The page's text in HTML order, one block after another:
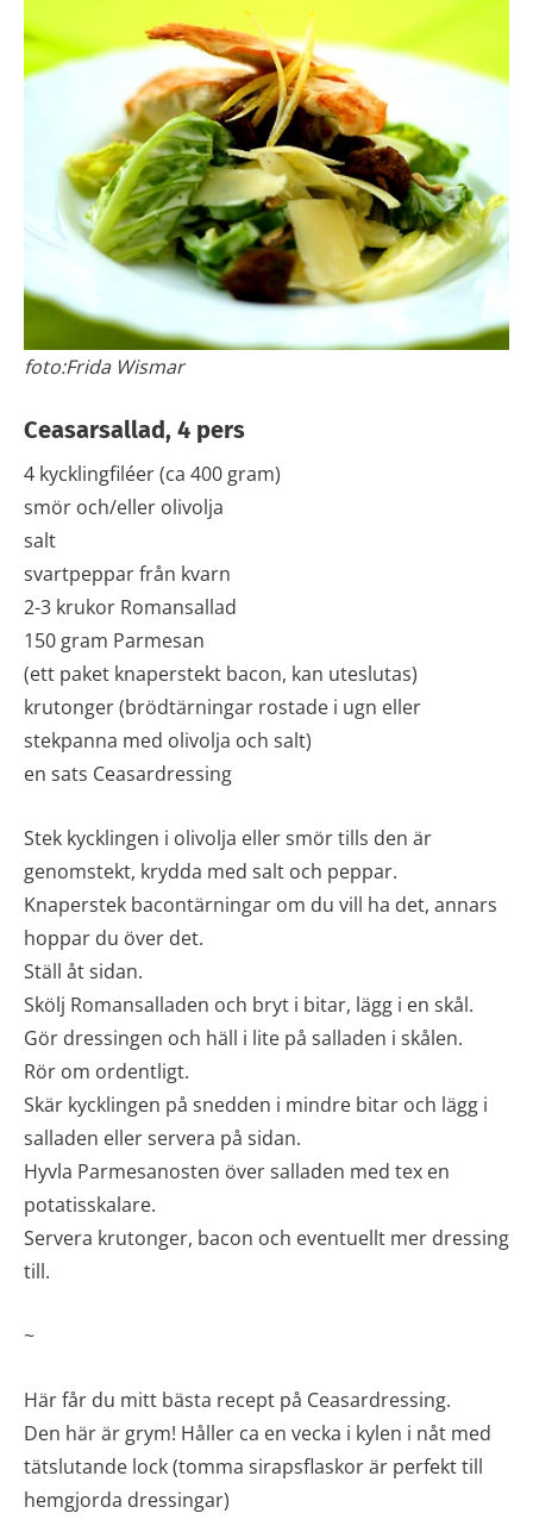
foto:Frida Wismar
Ceasarsallad, 4 pers
4 kycklingfiléer (ca 400 gram)
smör och/eller olivolja
salt
svartpeppar från kvarn
2-3 krukor Romansallad
150 gram Parmesan
(ett paket knaperstekt bacon, kan uteslutas)
krutonger (brödtärningar rostade i ugn eller
stekpanna med olivolja och salt)
en sats Ceasardressing
Stek kycklingen i olivolja eller smör tills den är
genomstekt, krydda med salt och peppar.
Knaperstek bacontärningar om du vill ha det, annars
hoppar du över det.
Ställ åt sidan.
Skölj Romansalladen och bryt i bitar, lägg i en skål.
Gör dressingen och häll i lite på salladen i skålen.
Rör om ordentligt.
Skär kycklingen på snedden i mindre bitar och lägg i
salladen eller servera på sidan.
Hyvla Parmesanosten över salladen med tex en
potatisskalare.
Servera krutonger, bacon och eventuellt mer dressing
till.
~
Här får du mitt bästa recept på Ceasardressing.
Den här är grym! Håller ca en vecka i kylen i nåt med
tätslutande lock (tomma sirapsflaskor är perfekt till
hemgjorda dressingar)